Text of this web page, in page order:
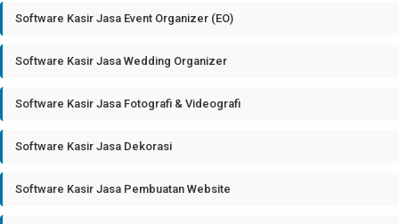
Software Kasir Jasa Event Organizer (EO)
Software Kasir Jasa Wedding Organizer
Software Kasir Jasa Fotografi & Videografi
Software Kasir Jasa Dekorasi
Software Kasir Jasa Pembuatan Website